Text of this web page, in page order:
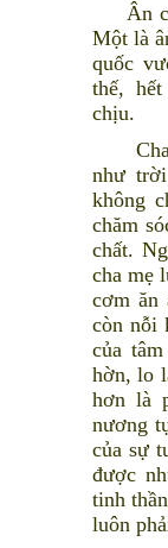
Ân
Một là
quốc
thế,
chịu.
Cha
như
không
chăm
chất.
cha mẹ
cơm ăn
còn nỗi
của
hờn, lo
hơn là
nương
của sự
được
tinh
luôn